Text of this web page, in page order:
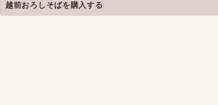
越前おろしそばを購入する